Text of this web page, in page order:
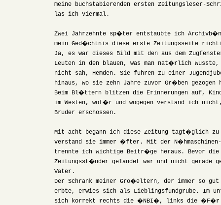
meine buchstabierenden ersten Zeitungsleser-
las ich viermal.
Zwei Jahrzehnte sp�ter entstaubte ich
mein Ged�chtnis diese erste Zeitungsseite
Ja, es war dieses Bild mit den aus dem
Leuten in den blauen, was man nat�rlich wusste,
nicht sah, Hemden. Sie fuhren zu einer
hinaus, wo sie zehn Jahre zuvor Gr�ben gezogen
Beim Bl�ttern blitzen die Erinnerungen auf,
im Westen, wof�r und wogegen verstand ich
Bruder erschossen.
Mit acht begann ich diese Zeitung tagt�glich zu
verstand sie immer �fter. Mit der N�hmaschinen-
trennte ich wichtige Beitr�ge heraus. Bevor die
Zeitungsst�nder gelandet war und nicht gerade
Vater.
Der Schrank meiner Gro�eltern, der immer so
erbte, erwies sich als Lieblingsfundgrube. Im
sich korrekt rechts die �NBI�, links die �F�r